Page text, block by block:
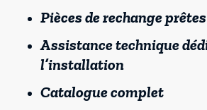
Pièces de rechange
Assistance technique
l’installation
Catalogue complet